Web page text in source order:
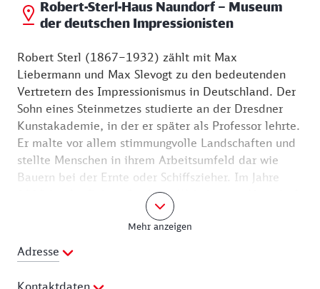
Robert-Sterl-Haus Naundorf – Museum
der deutschen Impressionisten
Robert Sterl (1867–1932) zählt mit Max
Liebermann und Max Slevogt zu den bedeutenden
Vertretern des Impressionismus in Deutschland. Der
Sohn eines Steinmetzes studierte an der Dresdner
Kunstakademie, in der er später als Professor lehrte.
Er malte vor allem stimmungvolle Landschaften und
stellte Menschen in ihrem Arbeitsumfeld dar wie
Bauern bei der Ernte oder Schiffszieher. Im Jahre
1919 kaufte Robert Sterl das Wohnhaus in Naundorf
und zog mit seiner Frau Helene von Dresden in das
Elbdorf. Durch die Nähe seines Wohnhauses und
Ateliers zum Bahnhof und die günstige
Zugverbindung konnte der Professor weiterhin an der
Kunstakademie in Dresden arbeiten. Immer wieder
Mehr anzeigen
Adresse
Kontaktdaten